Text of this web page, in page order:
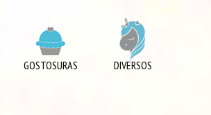
GOSTOSURAS DIVERSOS